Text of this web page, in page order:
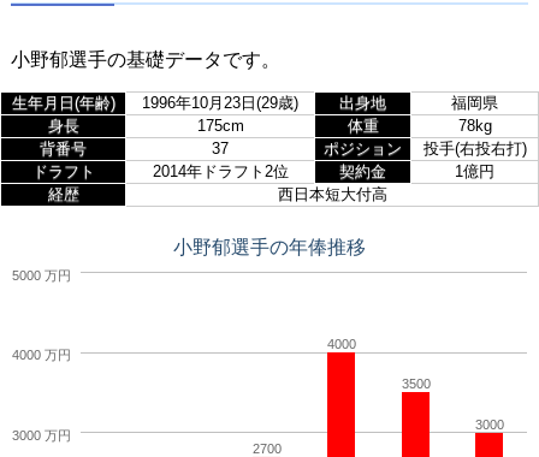
小野郁選手の基礎データです。
生年月日(年齢) 1996年10月23日(29歳) 出身地
福岡県
身長
175cm 体重
78kg
背番号
37 ポジション
投手(右投右打)
ドラフト
2014年ドラフト2位 契約金
1億円
経歴
西日本短大付高
小野郁選手の年俸推移
2700
4000
3500
3000
3000 万円
4000 万円
5000 万円